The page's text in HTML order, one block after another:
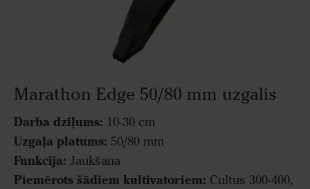
Marathon Edge 50/80 mm uzgalis
Darba dziļums: 10-30 cm
Uzgaļa platums: 50/80 mm
Funkcija: Jaukšana
Piemērots šādiem kultivatoriem: Cultus 300-400,